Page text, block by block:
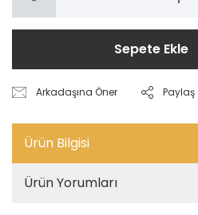
Sepete Ekle
Arkadaşına Öner Paylaş
Ürün Bilgisi
Ürün Yorumları